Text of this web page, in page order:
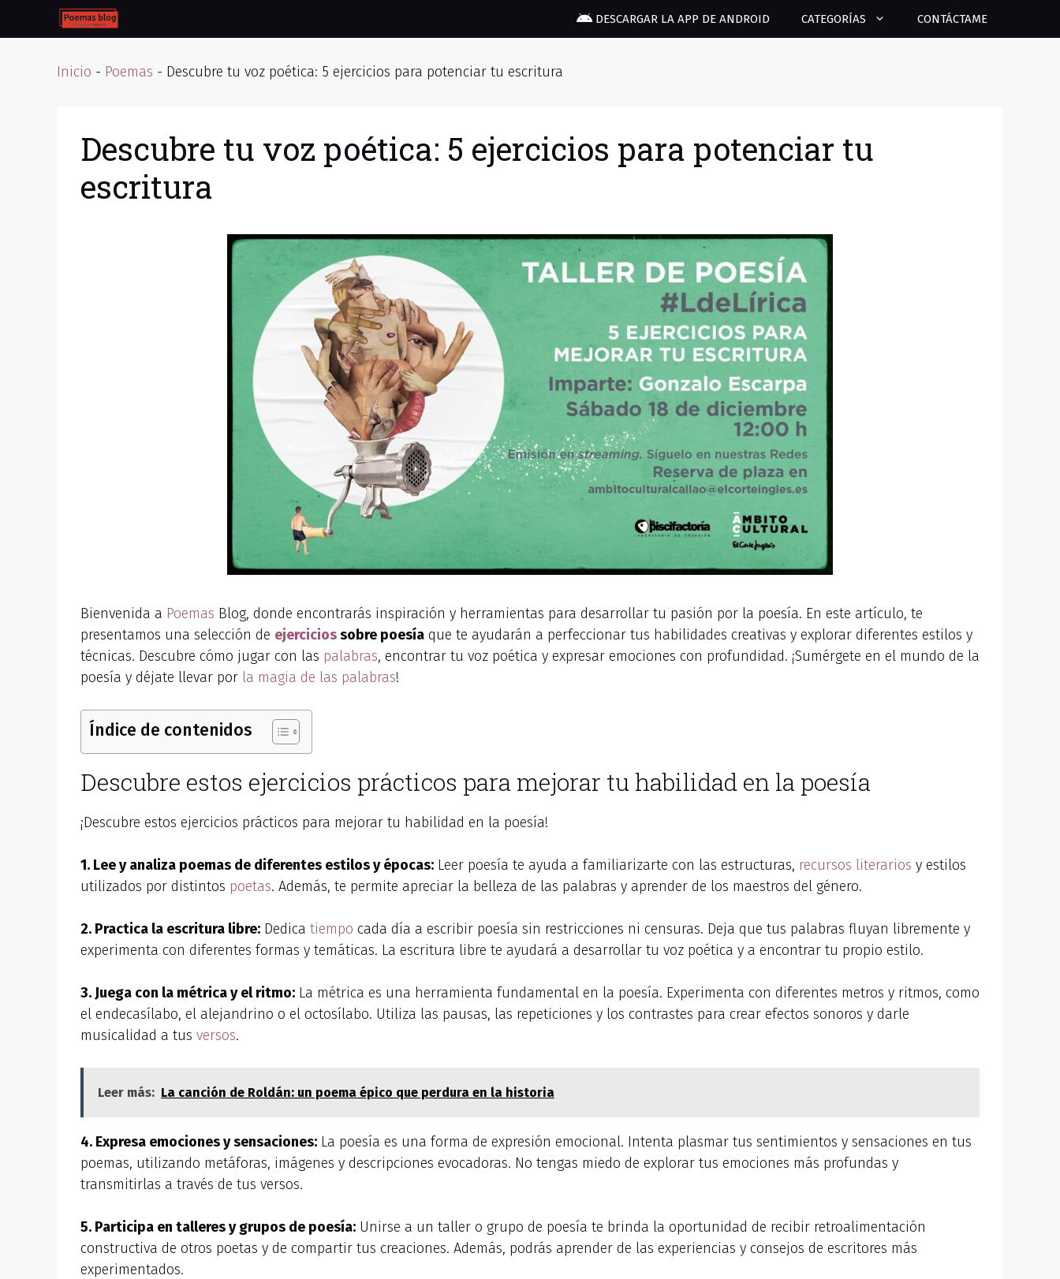
DESCARGAR LA APP DE ANDROID CATEGORÍAS CONTÁCTAME
Inicio - Poemas - Descubre tu voz poética: 5 ejercicios para potenciar tu escritura
Descubre tu voz poética: 5 ejercicios para potenciar tu
escritura
Bienvenida a Poemas Blog, donde encontrarás inspiración y herramientas para desarrollar tu pasión por la poesía. En este artículo, te
presentamos una selección de ejerciciossobre poesía que te ayudarán a perfeccionar tus habilidades creativas y explorar diferentes estilos y
técnicas. Descubre cómo jugar con las palabras, encontrar tu voz poética y expresar emociones con profundidad. ¡Sumérgete en el mundo de la
poesía y déjate llevar por la magia de las palabras!
Índice de contenidos
Descubre estos ejercicios prácticos para mejorar tu habilidad en la poesía
¡Descubre estos ejercicios prácticos para mejorar tu habilidad en la poesía!
1. Lee y analiza poemas de diferentes estilos y épocas: Leer poesía te ayuda a familiarizarte con las estructuras, recursos literarios y estilos
utilizados por distintos poetas. Además, te permite apreciar la belleza de las palabras y aprender de los maestros del género.
2. Practica la escritura libre: Dedica tiempo cada día a escribir poesía sin restricciones ni censuras. Deja que tus palabras fluyan libremente y
experimenta con diferentes formas y temáticas. La escritura libre te ayudará a desarrollar tu voz poética y a encontrar tu propio estilo.
3. Juega con la métrica y el ritmo: La métrica es una herramienta fundamental en la poesía. Experimenta con diferentes metros y ritmos, como
el endecasílabo, el alejandrino o el octosílabo. Utiliza las pausas, las repeticiones y los contrastes para crear efectos sonoros y darle
musicalidad a tus versos.
Leer más: La canción de Roldán: un poema épico que perdura en la historia
4. Expresa emociones y sensaciones: La poesía es una forma de expresión emocional. Intenta plasmar tus sentimientos y sensaciones en tus
poemas, utilizando metáforas, imágenes y descripciones evocadoras. No tengas miedo de explorar tus emociones más profundas y
transmitirlas a través de tus versos.
5. Participa en talleres y grupos de poesía: Unirse a un taller o grupo de poesía te brinda la oportunidad de recibir retroalimentación
constructiva de otros poetas y de compartir tus creaciones. Además, podrás aprender de las experiencias y consejos de escritores más
experimentados.